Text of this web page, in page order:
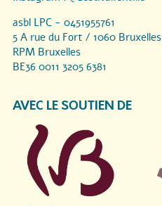
asbl LPC - 0451955761
5 A rue du Fort / 1060 Bruxelles
RPM Bruxelles
BE36 0011 3205 6381
AVEC LE SOUTIEN DE